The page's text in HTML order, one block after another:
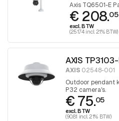
Axis TQ6501-E
€ 208.05
excl. BTW
(251.74 incl. 21% BTW)
AXIS
AXIS 02548-001
Outdoor pendant
P32 camera's.
€ 75.05
excl. BTW
(90.81 incl. 21% BTW)